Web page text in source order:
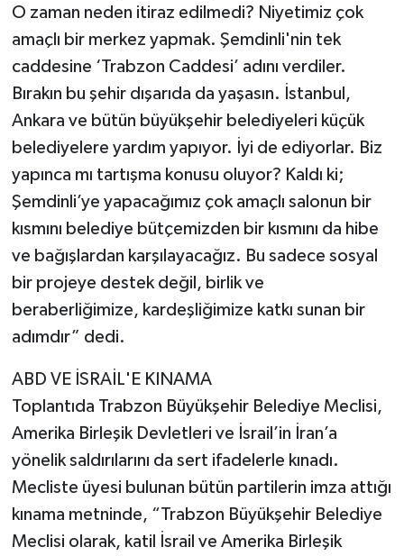
O zaman neden itiraz edilmedi? Niyetimiz çok
amaçlı bir merkez yapmak. Şemdinli'nin tek
caddesine ‘Trabzon Caddesi’ adını verdiler.
Bırakın bu şehir dışarıda da yaşasın. İstanbul,
Ankara ve bütün büyükşehir belediyeleri küçük
belediyelere yardım yapıyor. İyi de ediyorlar. Biz
yapınca mı tartışma konusu oluyor? Kaldı ki;
Şemdinli’ye yapacağımız çok amaçlı salonun bir
kısmını belediye bütçemizden bir kısmını da hibe
ve bağışlardan karşılayacağız. Bu sadece sosyal
bir projeye destek değil, birlik ve
beraberliğimize, kardeşliğimize katkı sunan bir
adımdır” dedi.
ABD VE İSRAİL'E KINAMA
Toplantıda Trabzon Büyükşehir Belediye Meclisi,
Amerika Birleşik Devletleri ve İsrail’in İran’a
yönelik saldırılarını da sert ifadelerle kınadı.
Mecliste üyesi bulunan bütün partilerin imza attığı
kınama metninde, “Trabzon Büyükşehir Belediye
Meclisi olarak, katil İsrail ve Amerika Birleşik